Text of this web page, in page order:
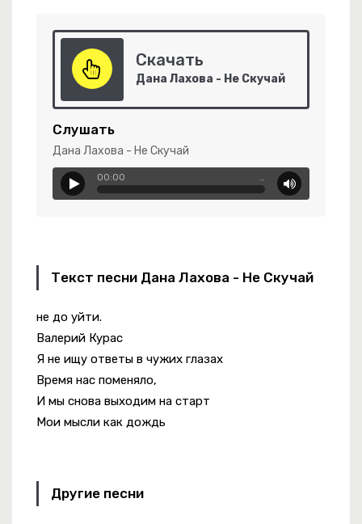
Скачать
Дана Лахова - Не Скучай
Слушать
Дана Лахова - Не Скучай
00:00 …
Текст песни Дана Лахова - Не Скучай
не до уйти.
Валерий Курас
Я не ищу ответы в чужих глазах
Время нас поменяло,
И мы снова выходим на старт
Мои мысли как дождь
Другие песни
Красные